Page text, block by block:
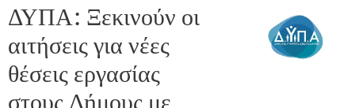
ΔΥΠΑ: Ξεκινούν οι
αιτήσεις για νέες
θέσεις εργασίας
στους Δήμους με